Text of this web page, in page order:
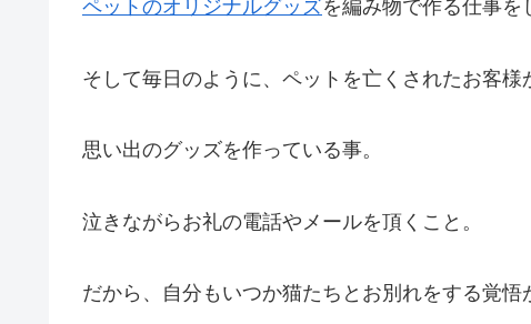
ペットのオリジナルグッズを編み物で作る仕事を
そして毎日のように、ペットを亡くされたお客様
思い出のグッズを作っている事。
泣きながらお礼の電話やメールを頂くこと。
だから、自分もいつか猫たちとお別れをする覚悟